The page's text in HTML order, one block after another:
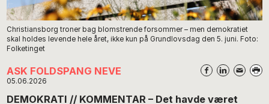
Christiansborg troner bag blomstrende forsommer – men demokratiet
skal holdes levende hele året, ikke kun på Grundlovsdag den 5. juni. Foto:
Folketinget
ASK FOLDSPANG NEVE
05.06.2026
DEMOKRATI // KOMMENTAR – Det havde været